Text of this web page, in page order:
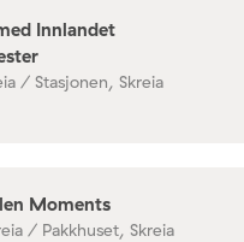
Innlandet
/ Stasjonen, Skreia
Moments
/ Pakkhuset, Skreia